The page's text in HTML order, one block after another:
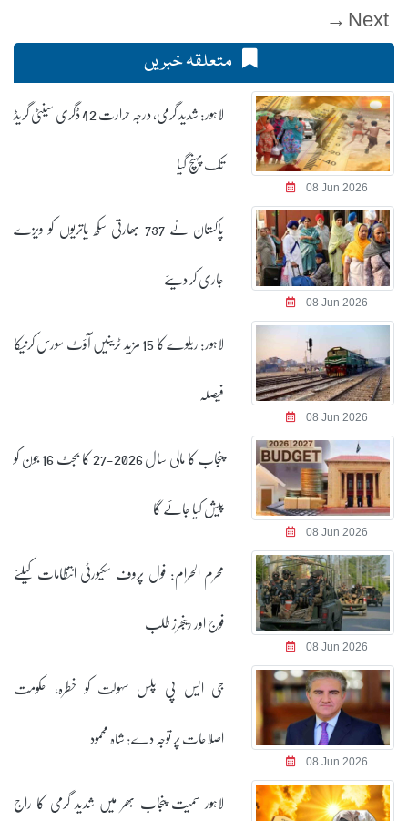
Next →
متعلقہ خبریں
08 Jun 2026
لاہور: شدید گرمی، درجہ حرارت 42 ڈگری سینٹی گریڈ
تک پہنچ گیا
08 Jun 2026
پاکستان نے 737 بھارتی سکھ یاتریوں کو ویزے
جاری کر دیئے
08 Jun 2026
لاہور: ریلوے کا 15 مزید ٹرینیں آؤٹ سورس کرنیکا
فیصلہ
08 Jun 2026
پنجاب کا مالی سال 2026-27 کا بجٹ 16 جون کو
پیش کیا جائے گا
08 Jun 2026
محرم الحرام: فول پروف سکیورٹی انتظامات کیلئے
فوج اور رینجرز طلب
08 Jun 2026
جی ایس پی پلس سہولت کو خطرہ، حکومت
اصلاحات پر توجہ دے: شاہ محمود
لاہور سمیت پنجاب بھر میں شدید گرمی کا راج